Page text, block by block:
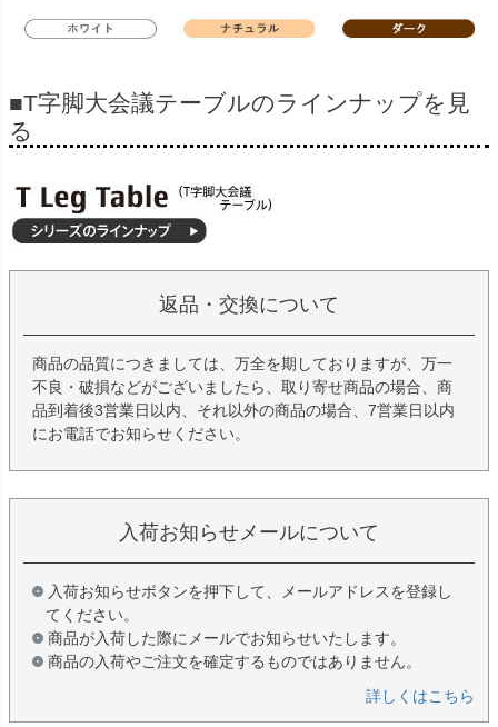
■T字脚大会議テーブルのラインナップを見
る
返品・交換について
商品の品質につきましては、万全を期しておりますが、万一
不良・破損などがございましたら、取り寄せ商品の場合、商
品到着後3営業日以内、それ以外の商品の場合、7営業日以内
にお電話でお知らせください。
入荷お知らせメールについて
入荷お知らせボタンを押下して、メールアドレスを登録し
てください。
商品が入荷した際にメールでお知らせいたします。
商品の入荷やご注文を確定するものではありません。
詳しくはこちら